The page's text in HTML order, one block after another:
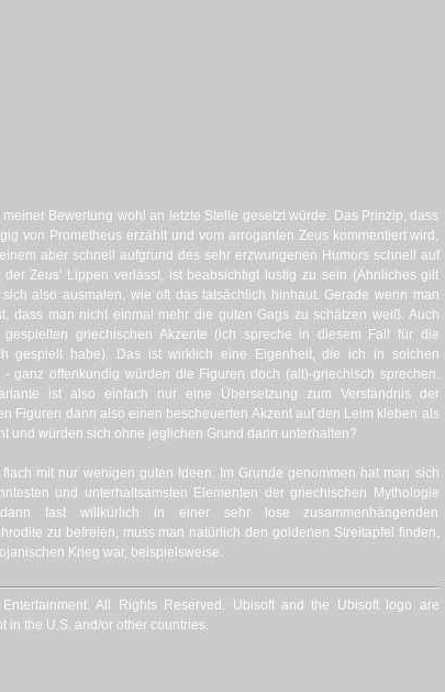
Bewertung wohl an letzte Stelle gesetzt würde. Das Prinzip, dass
von Prometheus erzählt und vom arroganten Zeus kommentiert wird,
aber schnell aufgrund des sehr erzwungenen Humors schnell auf
Zeus' Lippen verlässt, ist beabsichtigt lustig zu sein (Ähnliches gilt
also ausmalen, wie oft das tatsächlich hinhaut. Gerade wenn man
dass man nicht einmal mehr die guten Gags zu schätzen weiß. Auch
griechischen Akzente (ich spreche in diesem Fall für die
gespielt habe). Das ist wirklich eine Eigenheit, die ich in solchen
ganz offenkundig würden die Figuren doch (alt)-griechisch sprechen.
ist also einfach nur eine Übersetzung zum Verständnis der
Figuren dann also einen bescheuerten Akzent auf den Leim kleben als
und würden sich ohne jeglichen Grund darin unterhalten?
mit nur wenigen guten Ideen. Im Grunde genommen hat man sich
und unterhaltsamsten Elementen der griechischen Mythologie
fast willkürlich in einer sehr lose zusammenhängenden
zu befreien, muss man natürlich den goldenen Streitapfel finden,
Krieg war, beispielsweise.
All Rights Reserved. Ubisoft and the Ubisoft logo are
in the U.S. and/or other countries.